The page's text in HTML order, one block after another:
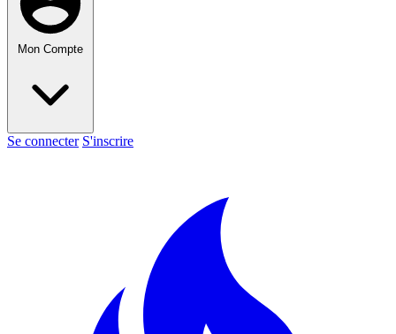
Mon Compte
Se connecter S'inscrire